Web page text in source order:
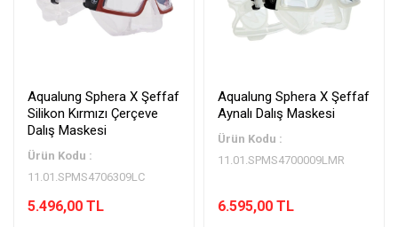
Aqualung Sphera X Şeffaf
Silikon Kırmızı Çerçeve
Dalış Maskesi
Ürün Kodu :
11.01.SPMS4706309LC
5.496,00 TL
Aqualung Sphera X Şeffaf
Aynalı Dalış Maskesi
Ürün Kodu :
11.01.SPMS4700009LMR
6.595,00 TL